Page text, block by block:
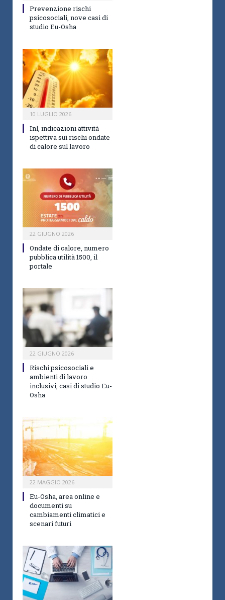
Prevenzione rischi
psicosociali, nove casi di
studio Eu-Osha
10 LUGLIO 2026
Inl, indicazioni attività
ispettiva sui rischi ondate
di calore sul lavoro
22 GIUGNO 2026
Ondate di calore, numero
pubblica utilità 1500, il
portale
22 GIUGNO 2026
Rischi psicosociali e
ambienti di lavoro
inclusivi, casi di studio Eu-
Osha
22 MAGGIO 2026
Eu-Osha, area online e
documenti su
cambiamenti climatici e
scenari futuri